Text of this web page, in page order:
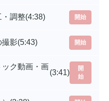
・調整(4:38) 開始
撮影(5:43) 開始
ク動画・画
(3:41)
開
始